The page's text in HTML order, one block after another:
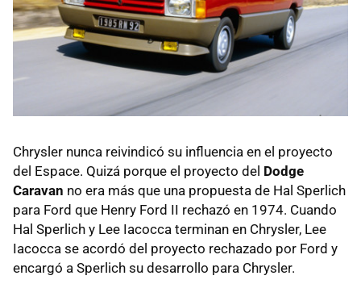
Chrysler nunca reivindicó su influencia en el proyecto
del Espace. Quizá porque el proyecto del Dodge
Caravan no era más que una propuesta de Hal Sperlich
para Ford que Henry Ford II rechazó en 1974. Cuando
Hal Sperlich y Lee Iacocca terminan en Chrysler, Lee
Iacocca se acordó del proyecto rechazado por Ford y
encargó a Sperlich su desarrollo para Chrysler.